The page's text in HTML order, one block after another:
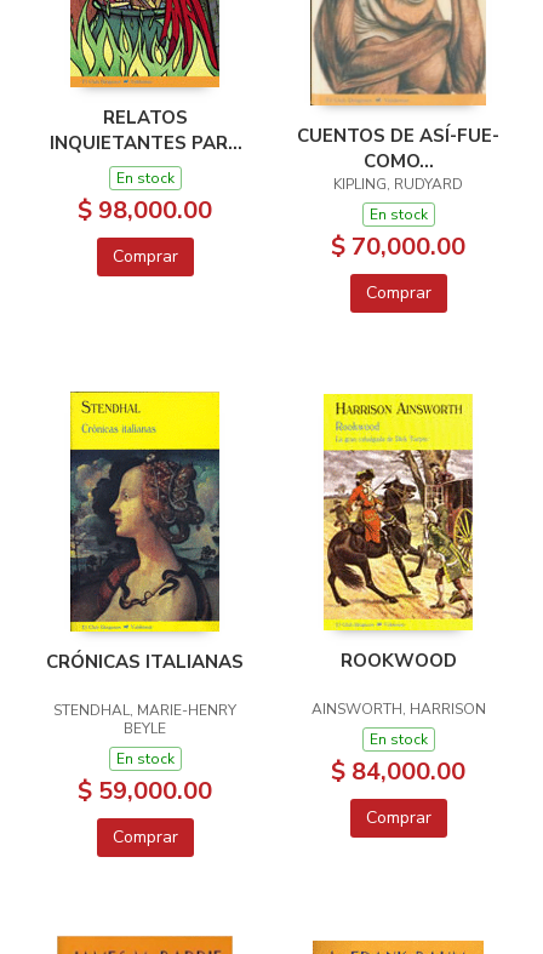
RELATOS
INQUIETANTES PARA
CHICOS VALIENTES
En stock
$ 98,000.00
Comprar
CUENTOS DE ASÍ-FUE-
COMO...
KIPLING, RUDYARD
En stock
$ 70,000.00
Comprar
CRÓNICAS ITALIANAS
STENDHAL, MARIE-HENRY
BEYLE
En stock
$ 59,000.00
Comprar
ROOKWOOD
AINSWORTH, HARRISON
En stock
$ 84,000.00
Comprar